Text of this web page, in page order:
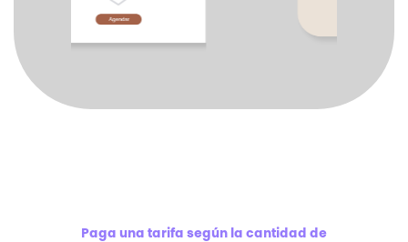
Paga una tarifa según la cantidad de